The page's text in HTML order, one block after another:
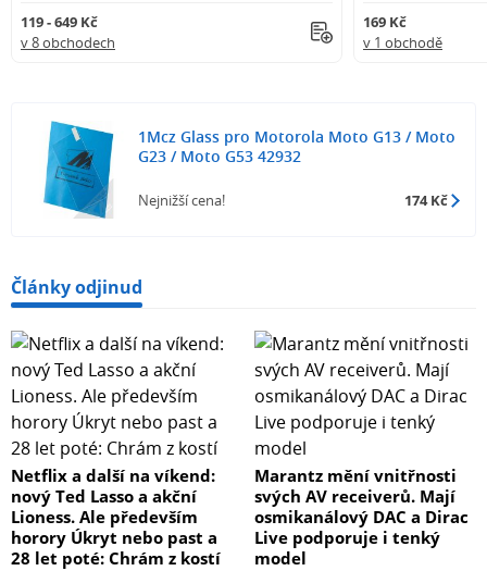
119 - 649 Kč
v 8 obchodech
169 Kč
v 1 obchodě
1Mcz Glass pro Motorola Moto G13 / Moto
G23 / Moto G53 42932
Nejnižší cena! 174 Kč
Články odjinud
Netflix a další na víkend:
nový Ted Lasso a akční
Lioness. Ale především
horory Úkryt nebo past a
28 let poté: Chrám z kostí
Marantz mění vnitřnosti
svých AV receiverů. Mají
osmikanálový DAC a Dirac
Live podporuje i tenký
model